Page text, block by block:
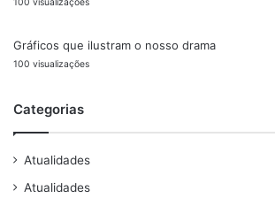
Gráficos que ilustram o nosso drama
100 visualizações
Categorias
Atualidades
Atualidades